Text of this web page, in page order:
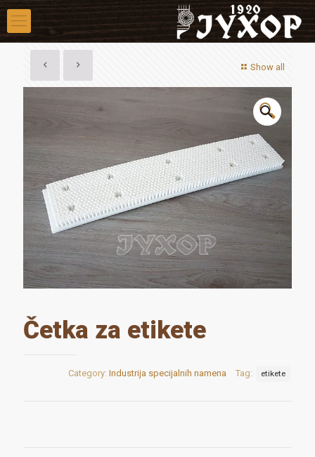
Show all
🔍
Četka za etikete
Category: Industrija specijalnih namena Tag: etikete